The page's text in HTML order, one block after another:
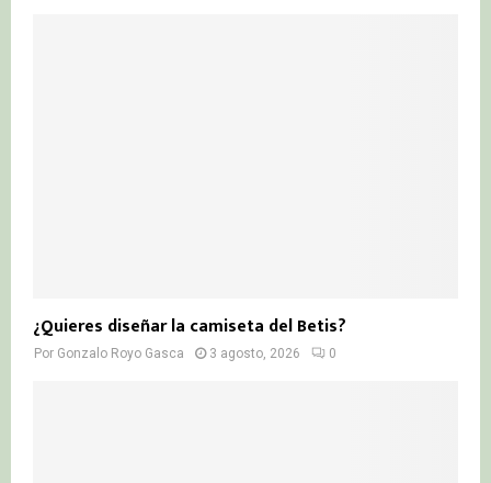
¿Quieres diseñar la camiseta del Betis?
Por Gonzalo Royo Gasca 3 agosto, 2026 0